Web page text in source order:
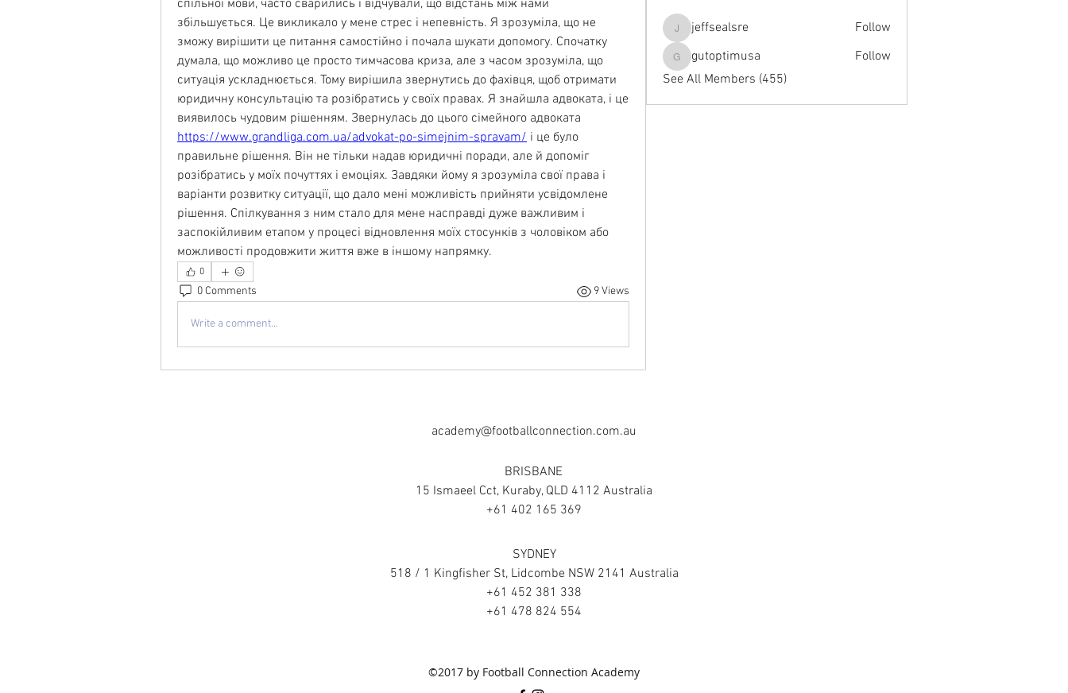
спільної мови, часто сварились і відчували, що відстань між нами
збільшується. Це викликало у мене стрес і непевність. Я зрозуміла, що не
зможу вирішити це питання самостійно і почала шукати допомогу. Спочатку
думала, що можливо це просто тимчасова криза, але з часом зрозуміла, що
ситуація ускладнюється. Тому вирішила звернутись до фахівця, щоб отримати
юридичну консультацію та розібратись у своїх правах. Я знайшла адвоката, і це
https://www.grandliga.com.ua/advokat-po-simejnim-spravam/ і це було
правильне рішення. Він не тільки надав юридичні поради, але й допоміг
розібратись у моїх почуттях і емоціях. Завдяки йому я зрозуміла свої права і
варіанти розвитку ситуації, що дало мені можливість прийняти усвідомлене
рішення. Спілкування з ним стало для мене насправді дуже важливим і
заспокійливим етапом у процесі відновлення моїх стосунків з чоловіком або
можливості продовжити життя вже в іншому напрямку.
0
0 Comments 9 Views
Write a comment...
jeffsealsre
jeffsealsre Follow
gutoptimusa
gutoptimusa
Follow
See All Members (455)
academy@footballconnection.com.au
BRISBANE
15 Ismaeel Cct, Kuraby, QLD 4112 Australia
+61 402 165 369
SYDNEY
518 / 1 Kingfisher St, Lidcombe NSW 2141 Australia
+61 452 381 338
+61 478 824 554
©2017 by Football Connection Academy